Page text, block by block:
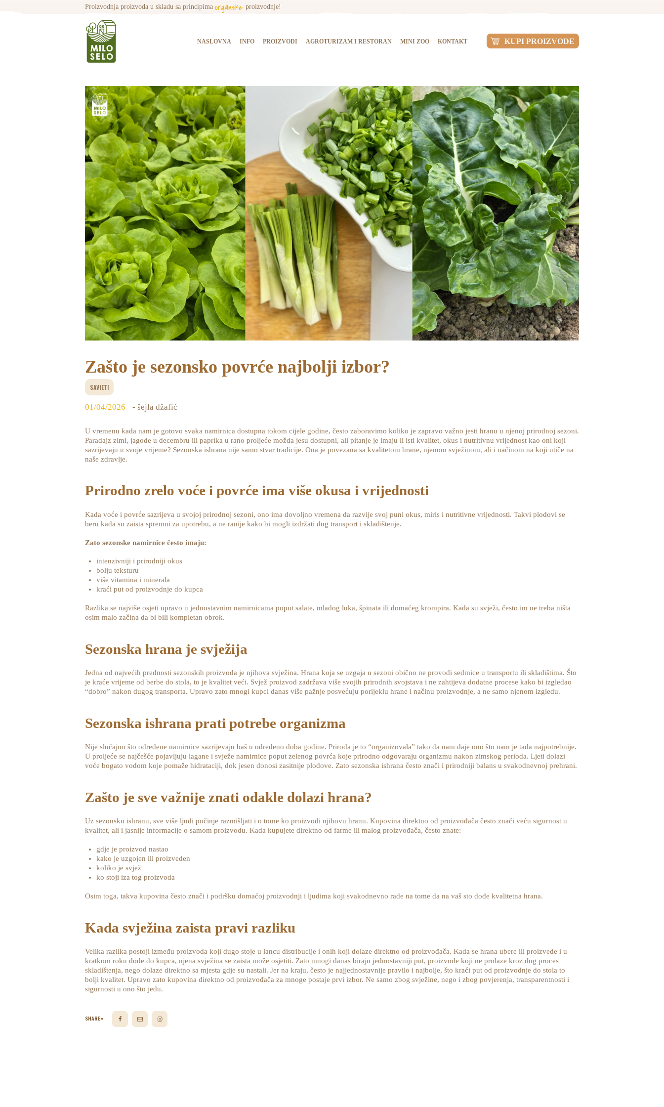
Proizvodnja proizvoda u skladu sa principima organske proizvodnje!
NASLOVNA INFO PROIZVODI AGROTURIZAM I RESTORAN MINI ZOO KONTAKT KUPI PROIZVODE
NASLOVNA
INFO
AGROTURIZAM I
RESTORAN
MINI ZOO
KONTAKT
KUPI PROIZVODE
Zašto je sezonsko povrće najbolji izbor?
SAVJETI
01/04/2026 - šejla džafić
U vremenu kada nam je gotovo svaka namirnica dostupna tokom cijele godine, često zaboravimo koliko je zapravo važno jesti hranu u njenoj prirodnoj sezoni.
Paradajz zimi, jagode u decembru ili paprika u rano proljeće možda jesu dostupni, ali pitanje je imaju li isti kvalitet, okus i nutritivnu vrijednost kao oni koji
sazrijevaju u svoje vrijeme? Sezonska ishrana nije samo stvar tradicije. Ona je povezana sa kvalitetom hrane, njenom svježinom, ali i načinom na koji utiče na
naše zdravlje.
Prirodno zrelo voće i povrće ima više okusa i vrijednosti
Kada voće i povrće sazrijeva u svojoj prirodnoj sezoni, ono ima dovoljno vremena da razvije svoj puni okus, miris i nutritivne vrijednosti. Takvi plodovi se
beru kada su zaista spremni za upotrebu, a ne ranije kako bi mogli izdržati dug transport i skladištenje.
Zato sezonske namirnice često imaju:
intenzivniji i prirodniji okus
bolju teksturu
više vitamina i minerala
kraći put od proizvodnje do kupca
Razlika se najviše osjeti upravo u jednostavnim namirnicama poput salate, mladog luka, špinata ili domaćeg krompira. Kada su svježi, često im ne treba ništa
osim malo začina da bi bili kompletan obrok.
Sezonska hrana je svježija
Jedna od najvećih prednosti sezonskih proizvoda je njihova svježina. Hrana koja se uzgaja u sezoni obično ne provodi sedmice u transportu ili skladištima. Što
je kraće vrijeme od berbe do stola, to je kvalitet veći. Svjež proizvod zadržava više svojih prirodnih svojstava i ne zahtijeva dodatne procese kako bi izgledao
“dobro” nakon dugog transporta. Upravo zato mnogi kupci danas više pažnje posvećuju porijeklu hrane i načinu proizvodnje, a ne samo njenom izgledu.
Sezonska ishrana prati potrebe organizma
Nije slučajno što određene namirnice sazrijevaju baš u određeno doba godine. Priroda je to “organizovala” tako da nam daje ono što nam je tada najpotrebnije.
U proljeće se najčešće pojavljuju lagane i svježe namirnice poput zelenog povrća koje prirodno odgovaraju organizmu nakon zimskog perioda. Ljeti dolazi
voće bogato vodom koje pomaže hidrataciji, dok jesen donosi zasitnije plodove. Zato sezonska ishrana često znači i prirodniji balans u svakodnevnoj prehrani.
Zašto je sve važnije znati odakle dolazi hrana?
Uz sezonsku ishranu, sve više ljudi počinje razmišljati i o tome ko proizvodi njihovu hranu. Kupovina direktno od proizvođača često znači veću sigurnost u
kvalitet, ali i jasnije informacije o samom proizvodu. Kada kupujete direktno od farme ili malog proizvođača, često znate:
gdje je proizvod nastao
kako je uzgojen ili proizveden
koliko je svjež
ko stoji iza tog proizvoda
Osim toga, takva kupovina često znači i podršku domaćoj proizvodnji i ljudima koji svakodnevno rade na tome da na vaš sto dođe kvalitetna hrana.
Kada svježina zaista pravi razliku
Velika razlika postoji između proizvoda koji dugo stoje u lancu distribucije i onih koji dolaze direktno od proizvođača. Kada se hrana ubere ili proizvede i u
kratkom roku dođe do kupca, njena svježina se zaista može osjetiti. Zato mnogi danas biraju jednostavniji put, proizvode koji ne prolaze kroz dug proces
skladištenja, nego dolaze direktno sa mjesta gdje su nastali. Jer na kraju, često je najjednostavnije pravilo i najbolje, što kraći put od proizvodnje do stola to
bolji kvalitet. Upravo zato kupovina direktno od proizvođača za mnoge postaje prvi izbor. Ne samo zbog svježine, nego i zbog povjerenja, transparentnosti i
sigurnosti u ono što jedu.
SHARE